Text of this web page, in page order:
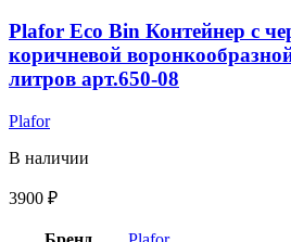
Plafor Eco Bin Контейнер с
коричневой
литров арт.650-08
Plafor
В наличии
3900 ₽